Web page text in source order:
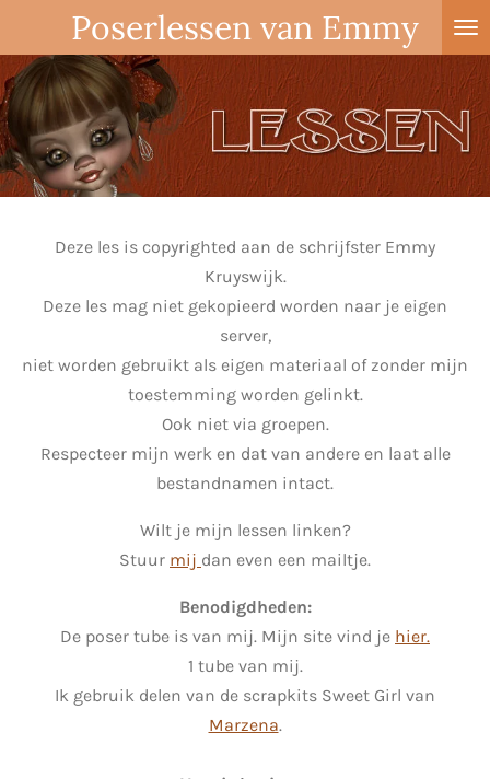
direct
naar
de
hoofdinhoud
Poserlessen van Emmy
Deze les is copyrighted aan de schrijfster Emmy
Kruyswijk.
Deze les mag niet gekopieerd worden naar je eigen
server,
niet worden gebruikt als eigen materiaal of zonder mijn
toestemming worden gelinkt.
Ook niet via groepen.
Respecteer mijn werk en dat van andere en laat alle
bestandnamen intact.
Wilt je mijn lessen linken?
Stuur mij dan even een mailtje.
Benodigdheden:
De poser tube is van mij. Mijn site vind je hier.
1 tube van mij.
Ik gebruik delen van de scrapkits Sweet Girl van
Marzena.